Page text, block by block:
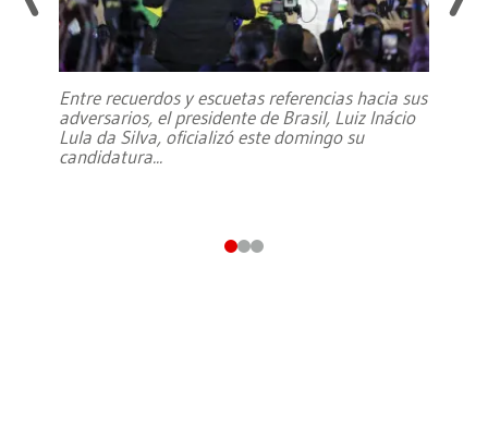
Entre recuerdos y escuetas referencias hacia sus
adversarios, el presidente de Brasil, Luiz Inácio
Lula da Silva, oficializó este domingo su
candidatura...